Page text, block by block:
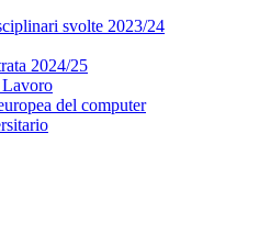
svolte 2023/24
2024/25
Lavoro
del computer